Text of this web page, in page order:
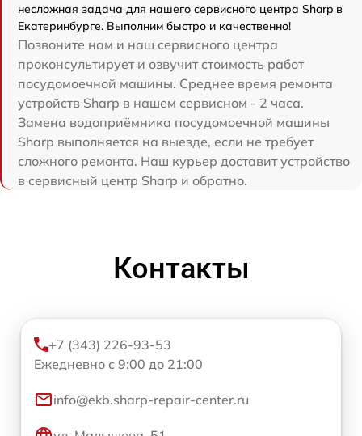
несложная задача для нашего сервисного центра Sharp в
Екатеринбурге. Выполним быстро и качественно!
Позвоните нам и наш сервисного центра
проконсультирует и озвучит стоимость работ
посудомоечной машины. Среднее время ремонта
устройств Sharp в нашем сервисном - 2 часа.
Замена водоприёмника посудомоечной машины
Sharp выполняется на выезде, если не требует
сложного ремонта. Наш курьер доставит устройство
в сервисный центр Sharp и обратно.
Контакты
+7 (343) 226-93-53
Ежедневно с 9:00 до 21:00
info@ekb.sharp-repair-center.ru